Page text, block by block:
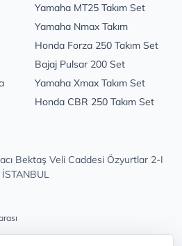
Yamaha MT25 Takım Set
Yamaha Nmax Takım
Honda Forza 250 Takım Set
Bajaj Pulsar 200 Set
Yamaha Xmax Takım Set
Honda CBR 250 Takım Set
Bektaş Veli Caddesi Özyurtlar 2-I